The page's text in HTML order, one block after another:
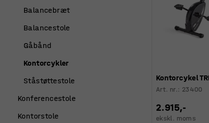
Kontorcykel
Art. nr.: 23400
2.915,-
ekskl. moms
Balancebræt
Balancestole
Gåbånd
Kontorcykler
Ståstøttestole
Konferencestole
Kontorstole